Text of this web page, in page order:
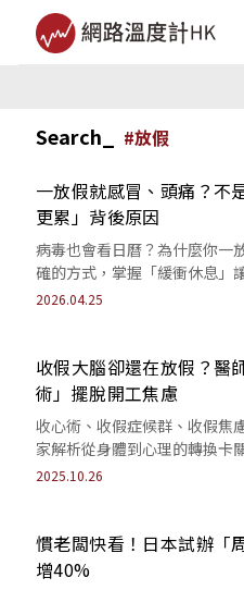
Search_ #放假
一放假就感冒、頭痛？
更累」背後原因
病毒也會看日曆？為什麼你一
確的方式，掌握「緩衝休息」
2026.04.25
收假大腦卻還在放假？醫
術」擺脫開工焦慮
收心術、收假症候群、收假焦
家解析從身體到心理的轉換卡
重返工作軌道，做事不卡卡。
2025.10.26
慣老闆快看！日本試辦「
增40%